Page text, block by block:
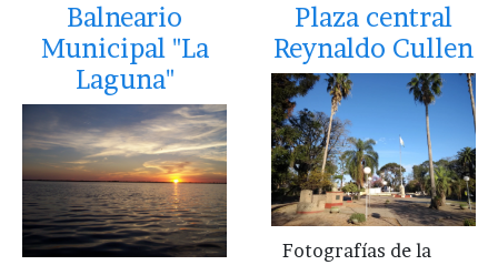
Balneario
Municipal "La
Laguna"
Plaza central
Reynaldo Cullen
Fotografías de la